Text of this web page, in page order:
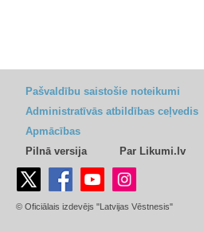
Pašvaldību saistošie noteikumi
Administratīvās atbildības ceļvedis
Apmācības
Pilnā versija
Par Likumi.lv
© Oficiālais izdevējs "Latvijas Vēstnesis"